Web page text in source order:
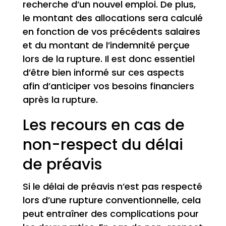
recherche d’un nouvel emploi. De plus,
le montant des allocations sera calculé
en fonction de vos précédents salaires
et du montant de l’indemnité perçue
lors de la rupture. Il est donc essentiel
d’être bien informé sur ces aspects
afin d’anticiper vos besoins financiers
après la rupture.
Les recours en cas de
non-respect du délai
de préavis
Si le délai de préavis n’est pas respecté
lors d’une rupture conventionnelle, cela
peut entraîner des complications pour